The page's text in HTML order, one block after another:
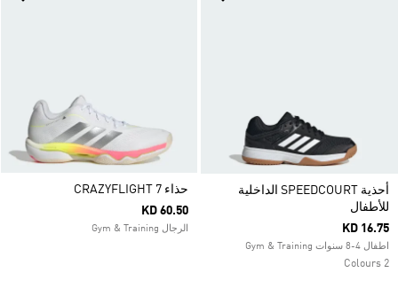
أحذية SPEEDCOURT الداخلية
للأطفال
KD 16.75
اطفال 4-8 سنوات Gym & Training
2 Colours
حذاء CRAZYFLIGHT 7
KD 60.50
الرجال Gym & Training